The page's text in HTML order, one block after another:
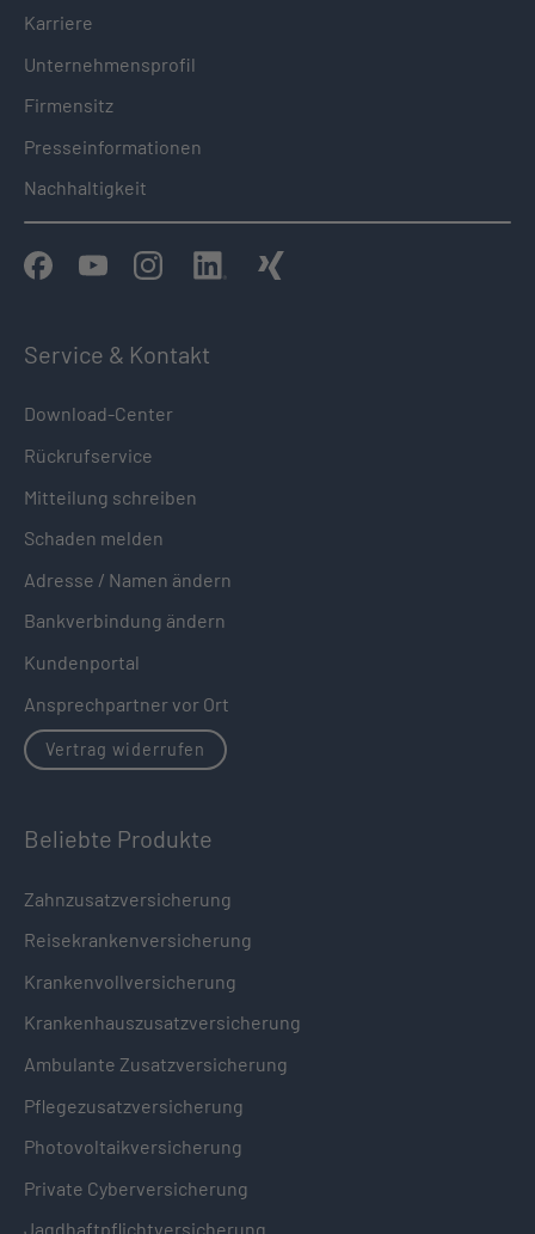
Karriere
Unternehmensprofil
Firmensitz
Presseinformationen
Nachhaltigkeit
Service & Kontakt
Download-Center
Rückrufservice
Mitteilung schreiben
Schaden melden
Adresse / Namen ändern
Bankverbindung ändern
Kundenportal
Ansprechpartner vor Ort
Vertrag widerrufen
Beliebte Produkte
Zahnzusatzversicherung
Reisekrankenversicherung
Krankenvollversicherung
Krankenhauszusatzversicherung
Ambulante Zusatzversicherung
Pflegezusatzversicherung
Photovoltaikversicherung
Private Cyberversicherung
Jagdhaftpflichtversicherung